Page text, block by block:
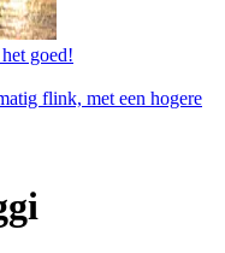
goed!
flink, met een hogere